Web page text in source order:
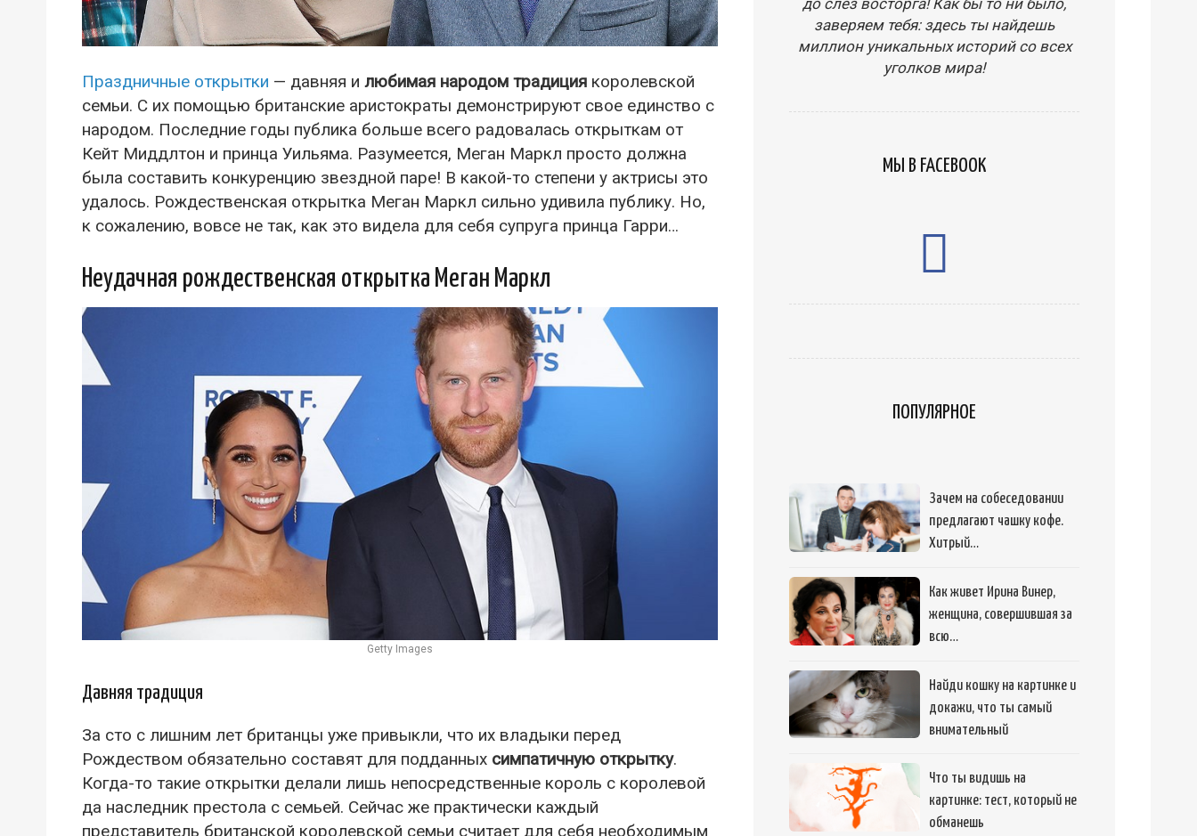
Праздничные открытки — давняя и любимая народом традиция королевской
семьи. С их помощью британские аристократы демонстрируют свое единство с
народом. Последние годы публика больше всего радовалась открыткам от
Кейт Миддлтон и принца Уильяма. Разумеется, Меган Маркл просто должна
была составить конкуренцию звездной паре! В какой-то степени у актрисы это
удалось. Рождественская открытка Меган Маркл сильно удивила публику. Но,
к сожалению, вовсе не так, как это видела для себя супруга принца Гарри…
Неудачная рождественская открытка Меган Маркл
Getty Images
Давняя традиция
За сто с лишним лет британцы уже привыкли, что их владыки перед
Рождеством обязательно составят для подданных симпатичную открытку.
Когда-то такие открытки делали лишь непосредственные король с королевой
да наследник престола с семьей. Сейчас же практически каждый
представитель британской королевской семьи считает для себя необходимым
до слёз восторга! Как бы то ни было,
заверяем тебя: здесь ты найдешь
миллион уникальных историй со всех
уголков мира!
МЫ В FACEBOOK
ПОПУЛЯРНОЕ
Зачем на собеседовании
предлагают чашку кофе.
Хитрый…
Как живет Ирина Винер,
женщина, совершившая за
всю…
Найди кошку на картинке и
докажи, что ты самый
внимательный
Что ты видишь на
картинке: тест, который не
обманешь